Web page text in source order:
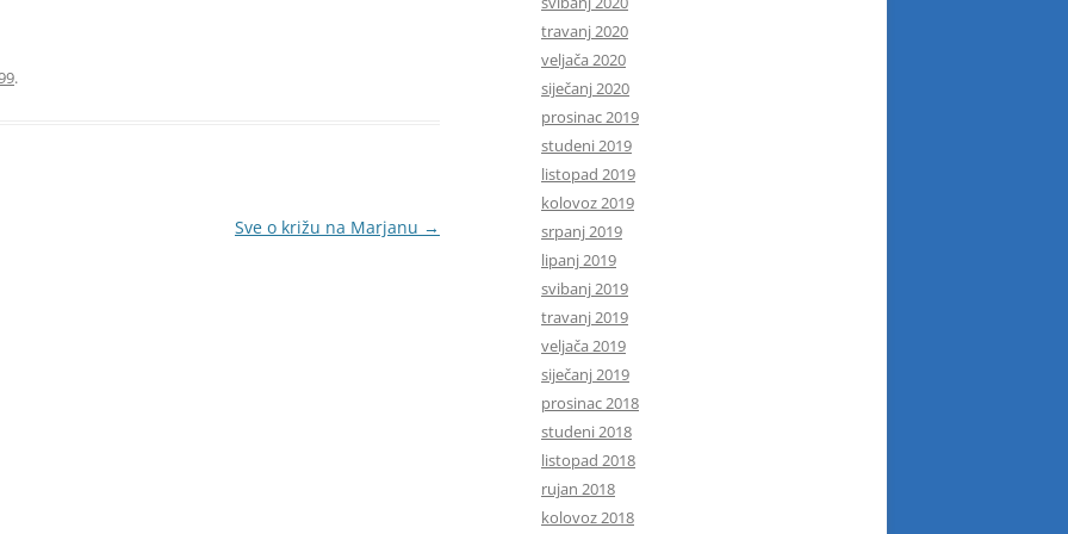
.
Sve o križu na Marjanu →
travanj 2020
veljača 2020
siječanj 2020
prosinac 2019
studeni 2019
listopad 2019
kolovoz 2019
srpanj 2019
lipanj 2019
svibanj 2019
travanj 2019
veljača 2019
siječanj 2019
prosinac 2018
studeni 2018
listopad 2018
rujan 2018
kolovoz 2018